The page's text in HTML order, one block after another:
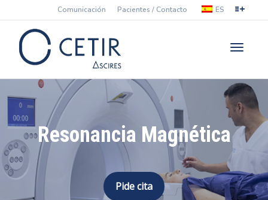
Comunicación Pacientes / Contacto ES
Resonancia Magnética
Pide cita